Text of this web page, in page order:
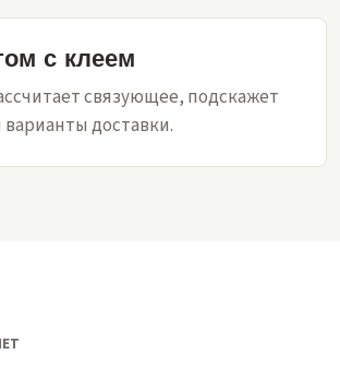
с клеем
связующее, подскажет
доставки.